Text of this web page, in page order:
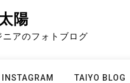
陽
アのフォトブログ
INSTAGRAM TAIYO BLOG